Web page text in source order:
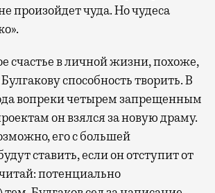
произойдет чуда. Но чудеса
счастье в личной жизни, похоже,
способность творить. В
вопреки четырем запрещенным
он взялся за новую драму.
его с большей
ставить, если он отступит от
потенциально